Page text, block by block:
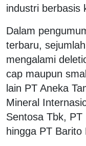
industri berbasis
Dalam
terbaru,
mengalami
cap maupun
lain PT Aneka
Mineral
Sentosa Tbk,
hingga PT